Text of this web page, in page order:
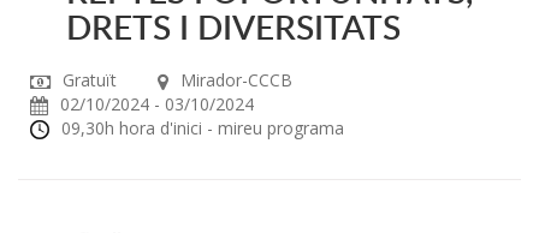
DRETS I DIVERSITATS
Gratuït
Mirador-CCCB
02/10/2024 - 03/10/2024
09,30h hora d'inici - mireu programa